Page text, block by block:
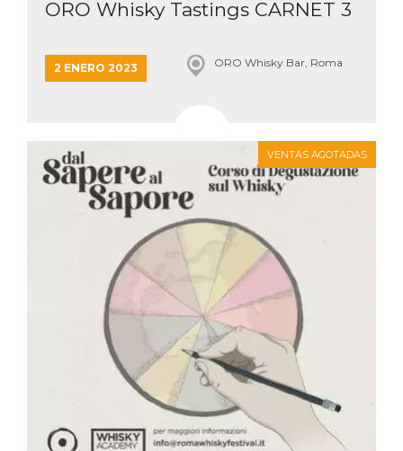
ORO Whisky Tastings CARNET 3
2 ENERO 2023 ORO Whisky Bar, Roma
VENTAS AGOTADAS